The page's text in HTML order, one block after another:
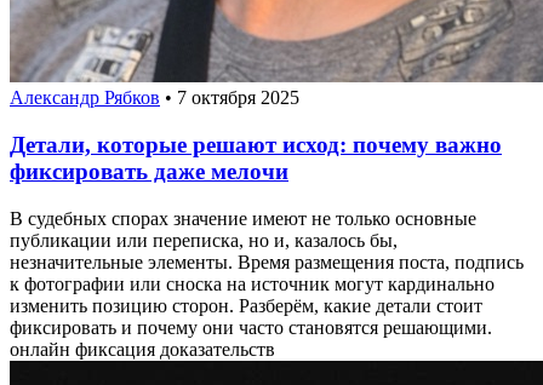
Александр Рябков • 7 октября 2025
Детали, которые решают исход: почему важно
фиксировать даже мелочи
В судебных спорах значение имеют не только основные
публикации или переписка, но и, казалось бы,
незначительные элементы. Время размещения поста, подпись
к фотографии или сноска на источник могут кардинально
изменить позицию сторон. Разберём, какие детали стоит
фиксировать и почему они часто становятся решающими.
онлайн фиксация доказательств